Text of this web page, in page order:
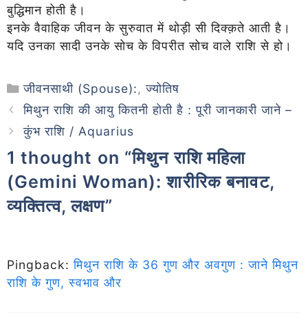
बुद्धिमान होती है।
इनके वैवाहिक जीवन के सुरुवात में थोड़ी सी दिक्क़ते आती है।
यदि उनका सादी उनके सोच के विपरीत सोच वाले राशि से हो।
जीवनसाथी (Spouse):,ज्योतिष
मिथुन राशि की आयु कितनी होती है : पूरी जानकारी जाने –
कुंभ राशि / Aquarius
1 thought on “मिथुन राशि महिला
(Gemini Woman): शारीरिक बनावट,
व्यक्तित्व, लक्षण”
Pingback:मिथुन राशि के 36 गुण और अवगुण : जाने मिथुन
राशि के गुण, स्वभाव और